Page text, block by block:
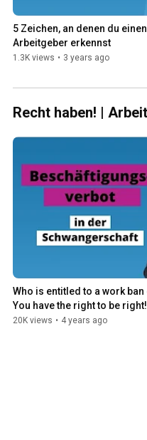
5 Zeichen, an denen du
Arbeitgeber erkennst
1.3K views • 3 years ago
Recht haben! |
Who is entitled to a work ban
You have the right to be right!
20K views • 4 years ago